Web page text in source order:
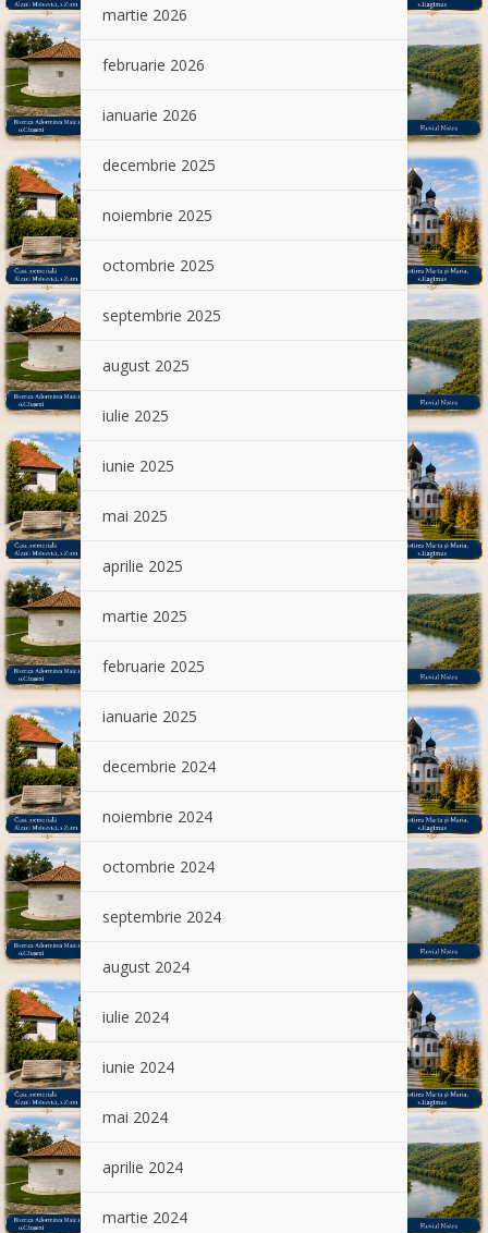
martie 2026
februarie 2026
ianuarie 2026
decembrie 2025
noiembrie 2025
octombrie 2025
septembrie 2025
august 2025
iulie 2025
iunie 2025
mai 2025
aprilie 2025
martie 2025
februarie 2025
ianuarie 2025
decembrie 2024
noiembrie 2024
octombrie 2024
septembrie 2024
august 2024
iulie 2024
iunie 2024
mai 2024
aprilie 2024
martie 2024